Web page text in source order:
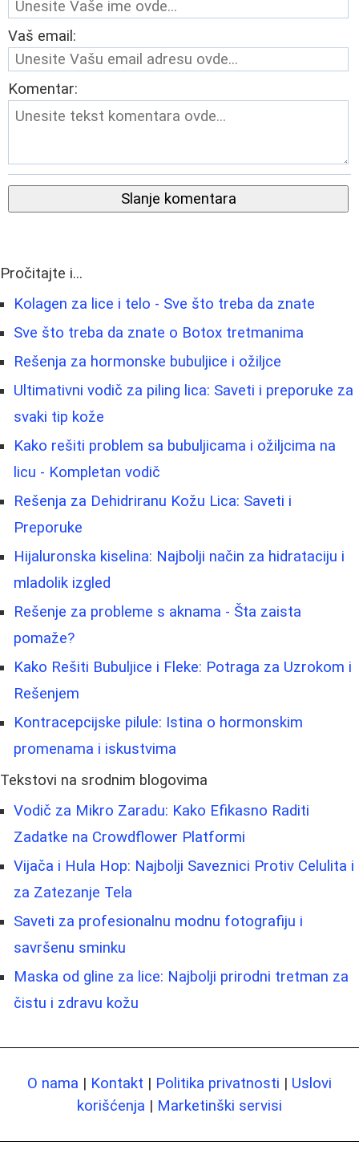
Vaš email:
Komentar:
Slanje komentara
Pročitajte i...
Kolagen za lice i telo - Sve što treba da znate
Sve što treba da znate o Botox tretmanima
Rešenja za hormonske bubuljice i ožiljce
Ultimativni vodič za piling lica: Saveti i preporuke za
svaki tip kože
Kako rešiti problem sa bubuljicama i ožiljcima na
licu - Kompletan vodič
Rešenja za Dehidriranu Kožu Lica: Saveti i
Preporuke
Hijaluronska kiselina: Najbolji način za hidrataciju i
mladolik izgled
Rešenje za probleme s aknama - Šta zaista
pomaže?
Kako Rešiti Bubuljice i Fleke: Potraga za Uzrokom i
Rešenjem
Kontracepcijske pilule: Istina o hormonskim
promenama i iskustvima
Tekstovi na srodnim blogovima
Vodič za Mikro Zaradu: Kako Efikasno Raditi
Zadatke na Crowdflower Platformi
Vijača i Hula Hop: Najbolji Saveznici Protiv Celulita i
za Zatezanje Tela
Saveti za profesionalnu modnu fotografiju i
savršenu sminku
Maska od gline za lice: Najbolji prirodni tretman za
čistu i zdravu kožu
O nama | Kontakt | Politika privatnosti | Uslovi
korišćenja | Marketinški servisi